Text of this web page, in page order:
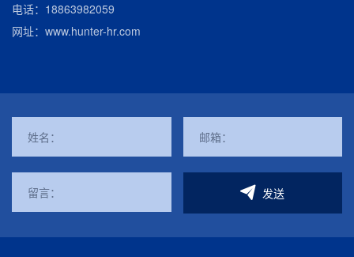
电话： 18863982059
网址： www.hunter-hr.com
发送